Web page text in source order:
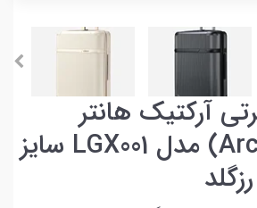
آرکتیک هانتر
(Arctic Hunter) مدل LGX001 سایز